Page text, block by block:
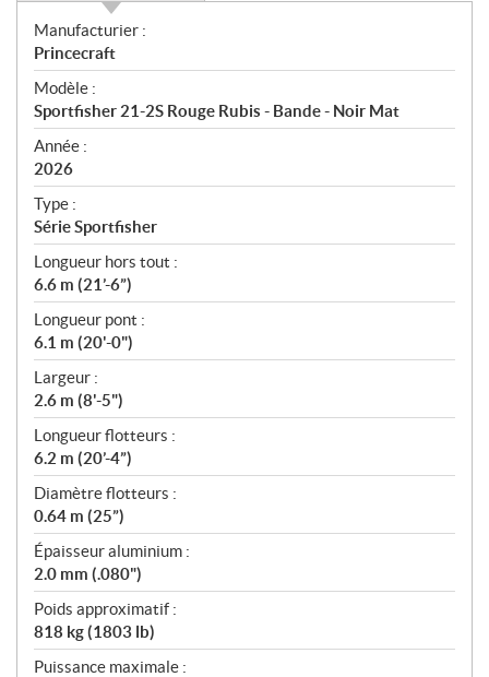
S
p
é
c
i
f
i
c
a
t
i
o
n
s
Manufacturier :
Princecraft
Modèle :
Sportfisher 21-2S Rouge Rubis - Bande - Noir Mat
Année :
2026
Type :
Série Sportfisher
Longueur hors tout :
6.6 m (21’-6”)
Longueur pont :
6.1 m (20'-0")
Largeur :
2.6 m (8'-5")
Longueur flotteurs :
6.2 m (20’-4”)
Diamètre flotteurs :
0.64 m (25”)
Épaisseur aluminium :
2.0 mm (.080")
Poids approximatif :
818 kg (1803 lb)
Puissance maximale :